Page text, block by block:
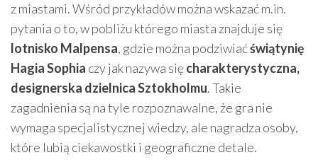
z miastami. Wśród przykładów można wskazać m.in.
pytania o to, w pobliżu którego miasta znajduje się
lotnisko Malpensa, gdzie można podziwiaćświątynię
Hagia Sophia czy jak nazywa sięcharakterystyczna,
designerska dzielnica Sztokholmu. Takie
zagadnienia są na tyle rozpoznawalne, że gra nie
wymaga specjalistycznej wiedzy, ale nagradza osoby,
które lubią ciekawostki i geograficzne detale.